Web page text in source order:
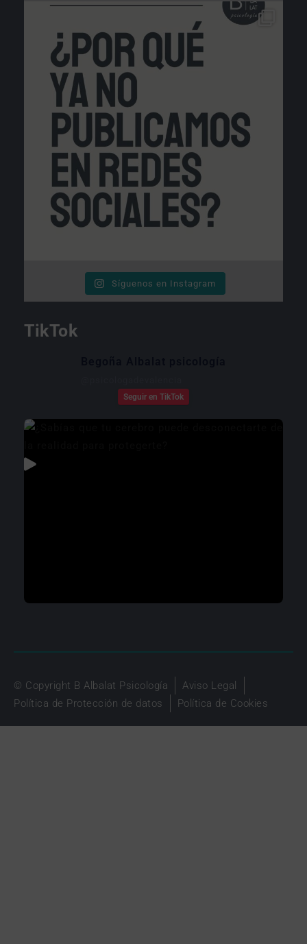
Síguenos en Instagram
TikTok
Seguir en TikTok
© Copyright B Albalat Psicología
Aviso Legal
Política de Protección de datos
Política de Cookies